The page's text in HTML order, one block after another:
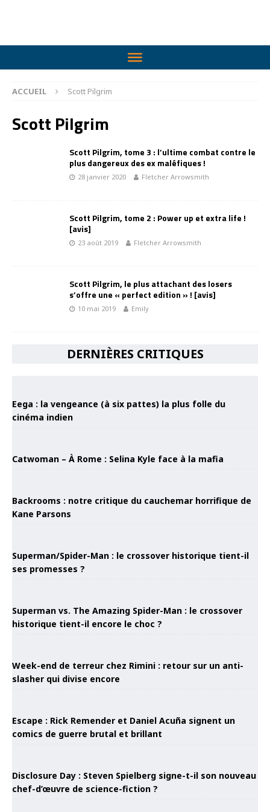
ACCUEIL Scott Pilgrim
Scott Pilgrim
Scott Pilgrim, tome 3 : l’ultime combat contre le
plus dangereux des ex maléfiques !
28 janvier 2020 Fletcher Arrowsmith
Scott Pilgrim, tome 2 : Power up et extra life !
[avis]
23 août 2019 Fletcher Arrowsmith
Scott Pilgrim, le plus attachant des losers
s’offre une « perfect edition » ! [avis]
10 mai 2019 Emily
DERNIÈRES CRITIQUES
Eega : la vengeance (à six pattes) la plus folle du
cinéma indien
Catwoman – À Rome : Selina Kyle face à la mafia
Backrooms : notre critique du cauchemar horrifique de
Kane Parsons
Superman/Spider-Man : le crossover historique tient-il
ses promesses ?
Superman vs. The Amazing Spider-Man : le crossover
historique tient-il encore le choc ?
Week-end de terreur chez Rimini : retour sur un anti-
slasher qui divise encore
Escape : Rick Remender et Daniel Acuña signent un
comics de guerre brutal et brillant
Disclosure Day : Steven Spielberg signe-t-il son nouveau
chef-d’œuvre de science-fiction ?